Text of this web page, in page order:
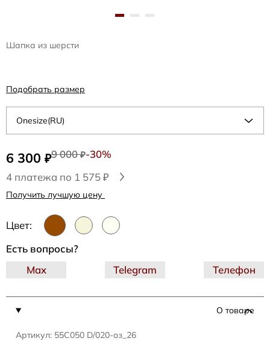
Шапка из шерсти
6 300 ₽9 000₽-30%
4 платежа по 1 575 ₽
Получить лучшую цену
Цвет:
Onesize(RU)
Подобрать размер
О товаре
Артикул: 55C050 D/020-оз_26
Есть вопросы?
Telegram
Max Телефон